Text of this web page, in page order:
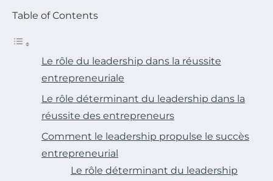
Table of Contents
Le rôle du leadership dans la réussite
entrepreneuriale
Le rôle déterminant du leadership dans la
réussite des entrepreneurs
Comment le leadership propulse le succès
entrepreneurial
Le rôle déterminant du leadership